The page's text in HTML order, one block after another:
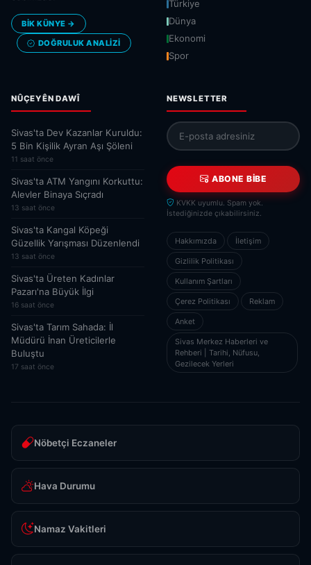
BİK KÜNYE →
DOĞRULUK ANALIZI
Türkiye
Dünya
Ekonomi
Spor
NÛÇEYÊN DAWÎ
Sivas'ta Dev Kazanlar Kuruldu:
5 Bin Kişilik Ayran Aşı Şöleni
11 saat önce
Sivas'ta ATM Yangını Korkuttu:
Alevler Binaya Sıçradı
13 saat önce
Sivas'ta Kangal Köpeği
Güzellik Yarışması Düzenlendi
13 saat önce
Sivas'ta Üreten Kadınlar
Pazarı'na Büyük İlgi
16 saat önce
Sivas'ta Tarım Sahada: İl
Müdürü İnan Üreticilerle
Buluştu
17 saat önce
NEWSLETTER
ABONE BIBE
KVKK uyumlu. Spam yok.
İstediğinizde çıkabilirsiniz.
Hakkımızda İletişim
Gizlilik Politikası
Kullanım Şartları
Çerez Politikası Reklam
Anket
Sivas Merkez Haberleri ve
Rehberi | Tarihi, Nüfusu,
Gezilecek Yerleri
Nöbetçi Eczaneler
Hava Durumu
Namaz Vakitleri